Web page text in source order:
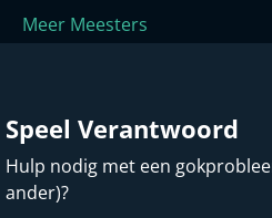
Meer Meesters
Speel Verantwoord
Hulp nodig met een
ander)?